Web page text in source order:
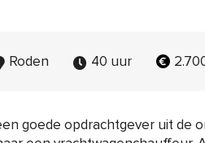
Roden 40 uur
goede opdrachtgever uit de